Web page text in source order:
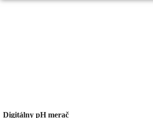
Digitálny pH merač